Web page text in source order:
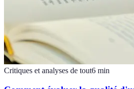
Critiques et analyses de tout6 min